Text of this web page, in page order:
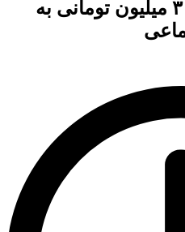
جزییات پرداخت وام ۳۰ میلیون تومانی به